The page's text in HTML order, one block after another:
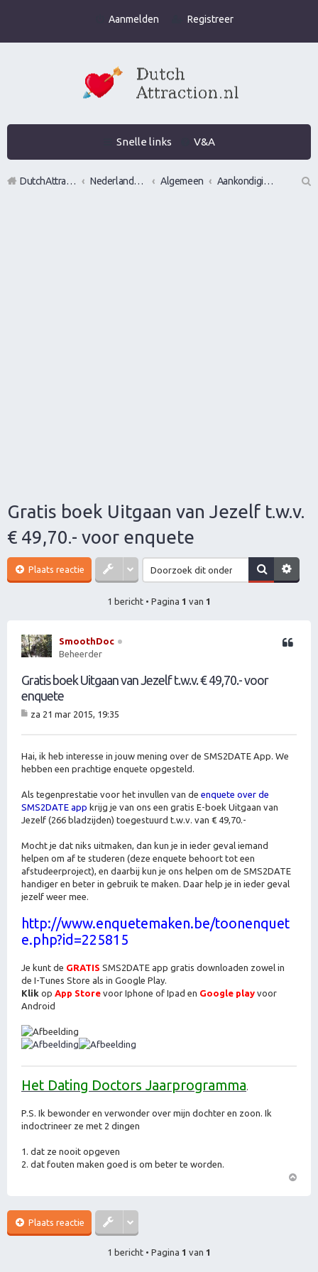
Aanmelden Registreer
Snelle links V&A
DutchAttraction.nl Nederlands grootste Dutch Attraction, Lifestyle, Vrouwen versieren en Pick-Up (PUA) Forum Algemeen
Aankondigingen, opmerkingen en verzoeken
Gratis boek Uitgaan van Jezelf t.w.v.
€ 49,70.- voor enquete
Plaats reactie
1 bericht • Pagina 1 van 1
SmoothDoc
Beheerder
Gratis boek Uitgaan van Jezelf t.w.v. € 49,70.- voor
enquete
Citeer
ht
za 21 mar 2015, 19:35
Hai, ik heb interesse in jouw mening over de SMS2DATE App. We
hebben een prachtige enquete opgesteld.
Als tegenprestatie voor het invullen van de enquete over de
SMS2DATE app krijg je van ons een gratis E-boek Uitgaan van
Jezelf (266 bladzijden) toegestuurd t.w.v. van € 49,70.-
Mocht je dat niks uitmaken, dan kun je in ieder geval iemand
helpen om af te studeren (deze enquete behoort tot een
afstudeerproject), en daarbij kun je ons helpen om de SMS2DATE
handiger en beter in gebruik te maken. Daar help je in ieder geval
jezelf weer mee.
http://www.enquetemaken.be/toonenquet
e.php?id=225815
Je kunt de GRATIS SMS2DATE app gratis downloaden zowel in
de I-Tunes Store als in Google Play.
Klik op App Store voor Iphone of Ipad en Google play voor
Android
Het Dating Doctors Jaarprogramma
P.S. Ik bewonder en verwonder over mijn dochter en zoon. Ik
indoctrineer ze met 2 dingen
1. dat ze nooit opgeven
2. dat fouten maken goed is om beter te worden.
Plaats reactie
1 bericht • Pagina 1 van 1